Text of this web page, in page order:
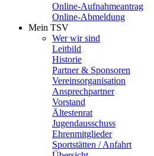
Online-Aufnahmeantrag
Online-Abmeldung
Mein TSV
Wer wir sind
Leitbild
Historie
Partner & Sponsoren
Vereinsorganisation
Ansprechpartner
Vorstand
Ältestenrat
Jugendausschuss
Ehrenmitglieder
Sportstätten / Anfahrt